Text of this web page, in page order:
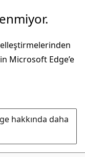
Microsoft Edge’e
hakkında daha